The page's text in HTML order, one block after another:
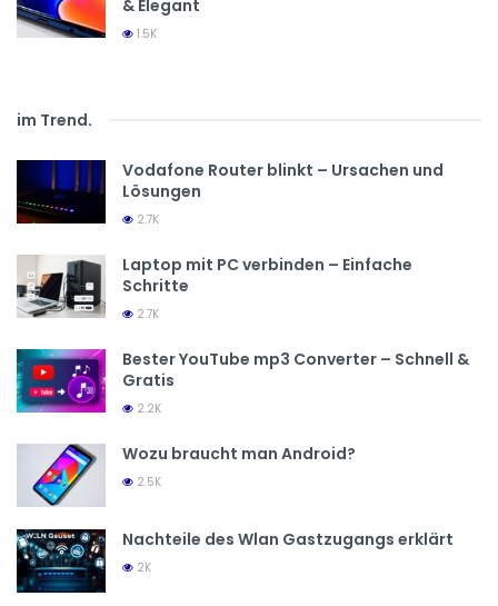
& Elegant
1.5K
im Trend.
Vodafone Router blinkt – Ursachen und
Lösungen
2.7K
Laptop mit PC verbinden – Einfache
Schritte
2.7K
Bester YouTube mp3 Converter – Schnell &
Gratis
2.2K
Wozu braucht man Android?
2.5K
Nachteile des Wlan Gastzugangs erklärt
2K